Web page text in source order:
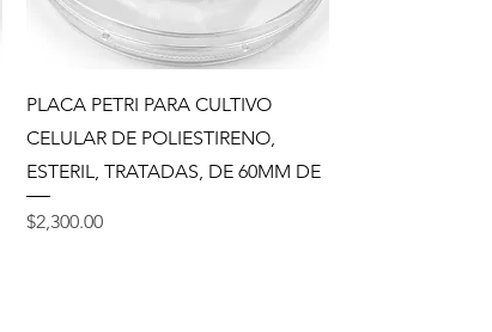
Vista rápida
PLACA PETRI PARA CULTIVO
CELULAR DE POLIESTIRENO,
ESTERIL, TRATADAS, DE 60MM DE
Precio
$2,300.00